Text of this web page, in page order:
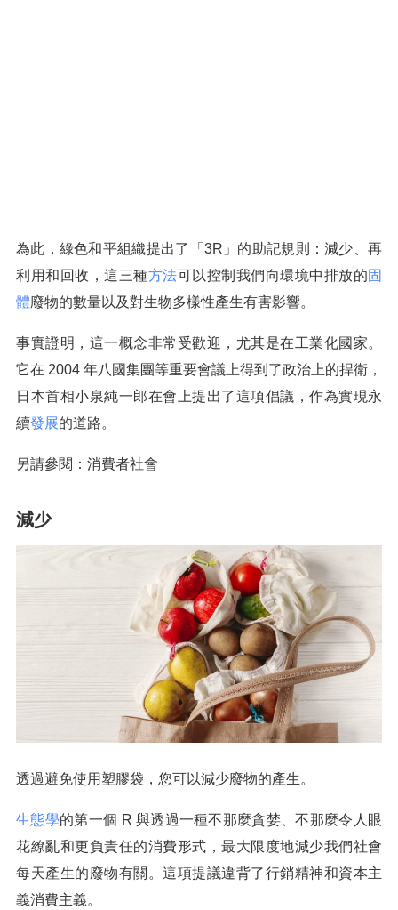
為此，綠色和平組織提出了「3R」的助記規則：減少、再
利用和回收，這三種方法可以控制我們向環境中排放的固
體廢物的數量以及對生物多樣性產生有害影響。
事實證明，這一概念非常受歡迎，尤其是在工業化國家。
它在 2004 年八國集團等重要會議上得到了政治上的捍衛，
日本首相小泉純一郎在會上提出了這項倡議，作為實現永
續發展的道路。
另請參閱：消費者社會
減少
透過避免使用塑膠袋，您可以減少廢物的產生。
生態學的第一個 R 與透過一種不那麼貪婪、不那麼令人眼
花繚亂和更負責任的消費形式，最大限度地減少我們社會
每天產生的廢物有關。這項提議違背了行銷精神和資本主
義消費主義。